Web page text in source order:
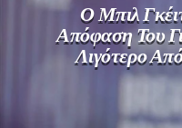
Ο Μπιλ
Απόφαση Του
Λιγότερο